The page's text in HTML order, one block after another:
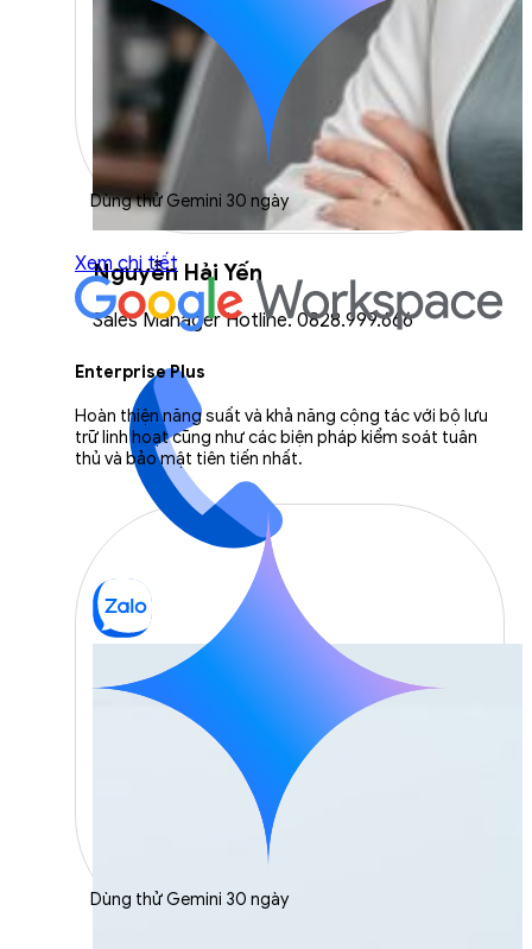
Nguyễn Hải Yến
Sales Manager Hotline: 0828.999.666
Dùng thử Gemini 30 ngày
Xem chi tiết
Enterprise Plus
Hoàn thiện năng suất và khả năng cộng tác với bộ lưu
trữ linh hoạt cũng như các biện pháp kiểm soát tuân
thủ và bảo mật tiên tiến nhất.
Dùng thử Gemini 30 ngày